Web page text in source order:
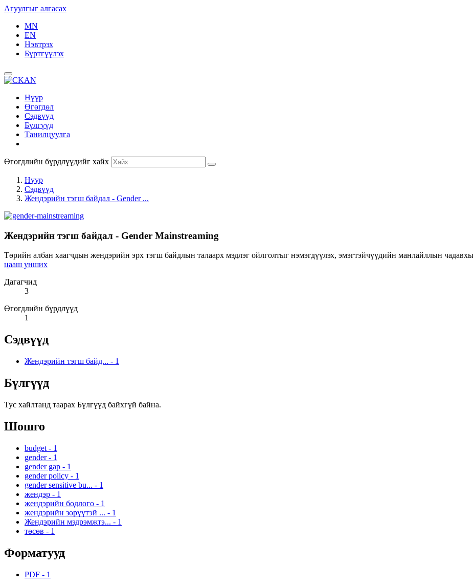
Агуулгыг алгасах
MN
EN
Нэвтрэх
Бүртгүүлэх
Нүүр
Өгөгдөл
Сэдвүүд
Бүлгүүд
Танилцуулга
Өгөгдлийн бүрдлүүдийг хайх
Нүүр
Сэдвүүд
Жендэрийн тэгш байдал - Gender ...
Жендэрийн тэгш байдал - Gender Mainstreaming
Төрийн албан хаагчдын жендэрийн эрх тэгш байдлын талаарх мэдлэг ойлголтыг нэмэгдүүлэх, эмэгтэйчүүдийн манлайллын
цааш унших
Дагагчид
3
Өгөгдлийн бүрдлүүд
1
Сэдвүүд
Жендэрийн тэгш байд... - 1
Бүлгүүд
Тус хайлтанд таарах Бүлгүүд байхгүй байна.
Шошго
budget - 1
gender - 1
gender gap - 1
gender policy - 1
gender sensitive bu... - 1
жендэр - 1
жендэрийн бодлого - 1
жендэрийн зөрүүтэй ... - 1
Жендэрийн мэдрэмжтэ... - 1
төсөв - 1
Форматууд
PDF - 1